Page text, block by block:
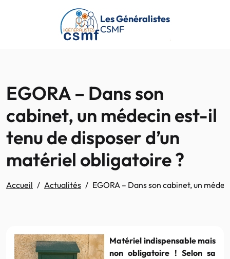
Passer au contenu principal
Les Généralistes
CSMF
EGORA – Dans son
cabinet, un médecin est-il
tenu de disposer d’un
matériel obligatoire ?
Accueil Actualités EGORA – Dans son cabinet, un
Matériel indispensable mais
non obligatoire ! Selon sa